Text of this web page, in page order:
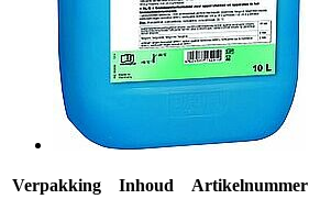
Verpakking Inhoud
Artikelnummer